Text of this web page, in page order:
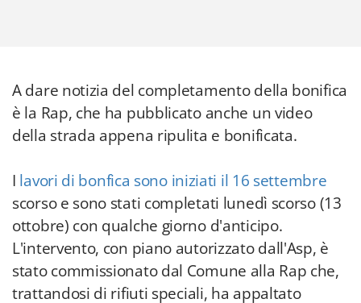
A dare notizia del completamento della bonifica
è la Rap, che ha pubblicato anche un video
della strada appena ripulita e bonificata.
I lavori di bonfica sono iniziati il 16 settembre
scorso e sono stati completati lunedì scorso (13
ottobre) con qualche giorno d'anticipo.
L'intervento, con piano autorizzato dall'Asp, è
stato commissionato dal Comune alla Rap che,
trattandosi di rifiuti speciali, ha appaltato